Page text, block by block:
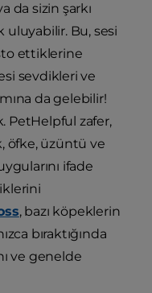
da sizin şarkı
uluyabilir. Bu, sesi
ettiklerine
sevdikleri ve
da gelebilir!
PetHelpful zafer,
öfke, üzüntü ve
ifade
, bazı köpeklerin
bıraktığında
ve genelde